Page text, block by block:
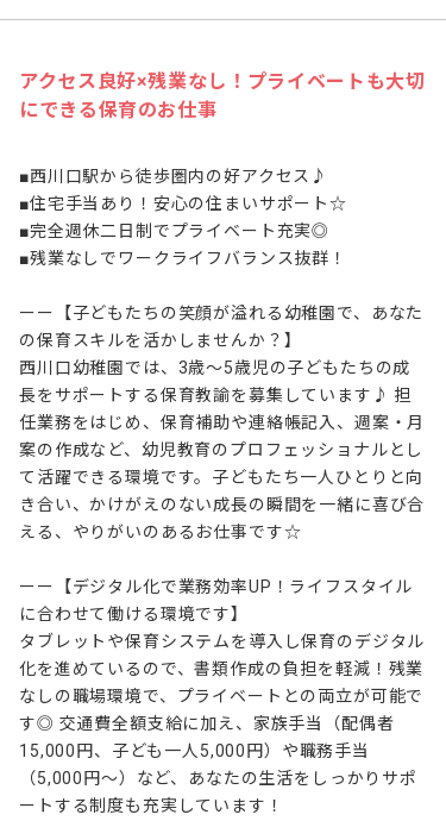
アクセス良好×残業なし！プライベートも大切
にできる保育のお仕事
■西川口駅から徒歩圏内の好アクセス♪
■住宅手当あり！安心の住まいサポート☆
■完全週休二日制でプライベート充実◎
■残業なしでワークライフバランス抜群！
ーー【子どもたちの笑顔が溢れる幼稚園で、あなた
の保育スキルを活かしませんか？】
西川口幼稚園では、3歳～5歳児の子どもたちの成
長をサポートする保育教諭を募集しています♪ 担
任業務をはじめ、保育補助や連絡帳記入、週案・月
案の作成など、幼児教育のプロフェッショナルとし
て活躍できる環境です。子どもたち一人ひとりと向
き合い、かけがえのない成長の瞬間を一緒に喜び合
える、やりがいのあるお仕事です☆
ーー【デジタル化で業務効率UP！ライフスタイル
に合わせて働ける環境です】
タブレットや保育システムを導入し保育のデジタル
化を進めているので、書類作成の負担を軽減！残業
なしの職場環境で、プライベートとの両立が可能で
す◎ 交通費全額支給に加え、家族手当（配偶者
15,000円、子ども一人5,000円）や職務手当
（5,000円～）など、あなたの生活をしっかりサポ
ートする制度も充実しています！